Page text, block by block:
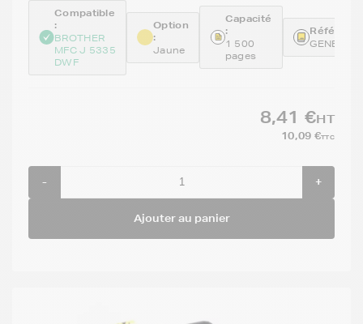
Compatible
:
BROTHER
MFC J 5335
DWF
Option
:
Jaune
Capacité
:
1 500
pages
8,41 €HT
10,09 €TTC
- +
Ajouter au panier